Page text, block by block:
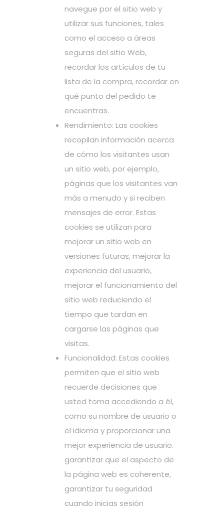
navegue por el sitio web y
utilizar sus funciones, tales
como el acceso a áreas
seguras del sitio Web,
recordar los artículos de tu
lista de la compra, recordar en
qué punto del pedido te
encuentras.
Rendimiento: Las cookies
recopilan información acerca
de cómo los visitantes usan
un sitio web, por ejemplo,
páginas que los visitantes van
más a menudo y si reciben
mensajes de error. Estas
cookies se utilizan para
mejorar un sitio web en
versiones futuras, mejorar la
experiencia del usuario,
mejorar el funcionamiento del
sitio web reduciendo el
tiempo que tardan en
cargarse las páginas que
visitas.
Funcionalidad: Estas cookies
permiten que el sitio web
recuerde decisiones que
usted toma accediendo a él,
como su nombre de usuario o
el idioma y proporcionar una
mejor experiencia de usuario.
garantizar que el aspecto de
la página web es coherente,
garantizar tu seguridad
cuando inicias sesión